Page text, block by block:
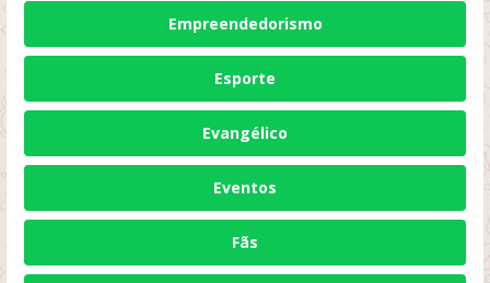
Empreendedorismo
Esporte
Evangélico
Eventos
Fãs